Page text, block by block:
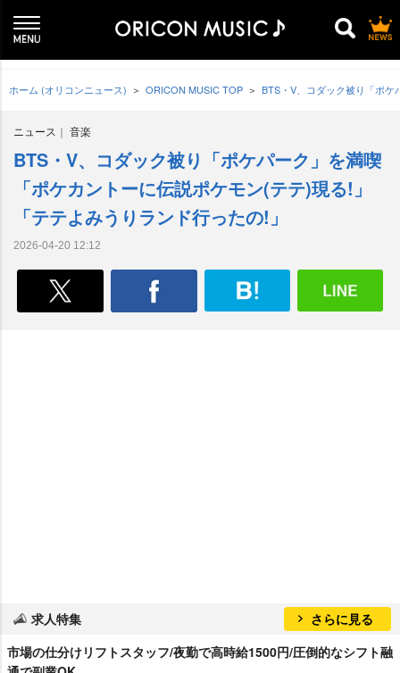
ホーム (オリコンニュース) ORICON MUSIC TOP BTS・V、コダック被り「ポ
ニュース 音楽
BTS・V、コダック被り「ポケパーク」を満喫
「ポケカントーに伝説ポケモン(テテ)現る!」
「テテよみうりランド行ったの!」
2026-04-20 12:12
求人特集
さらに見る
市場の仕分けリフトスタッフ/夜勤で高時給1500円/圧倒的なシフト融